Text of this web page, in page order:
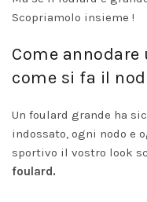
Scopriamolo insieme !
Come
come si fa il
Un foulard grande ha
indossato, ogni nodo e
sportivo il vostro look
foulard.